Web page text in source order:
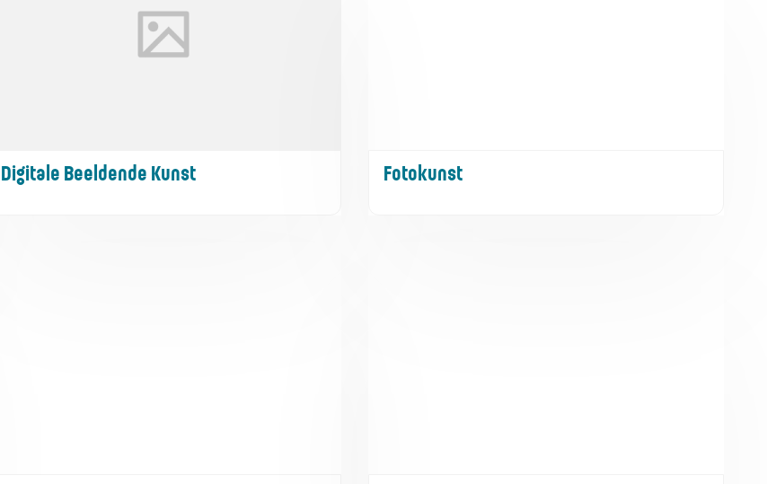
Digitale Beeldende Kunst Fotokunst